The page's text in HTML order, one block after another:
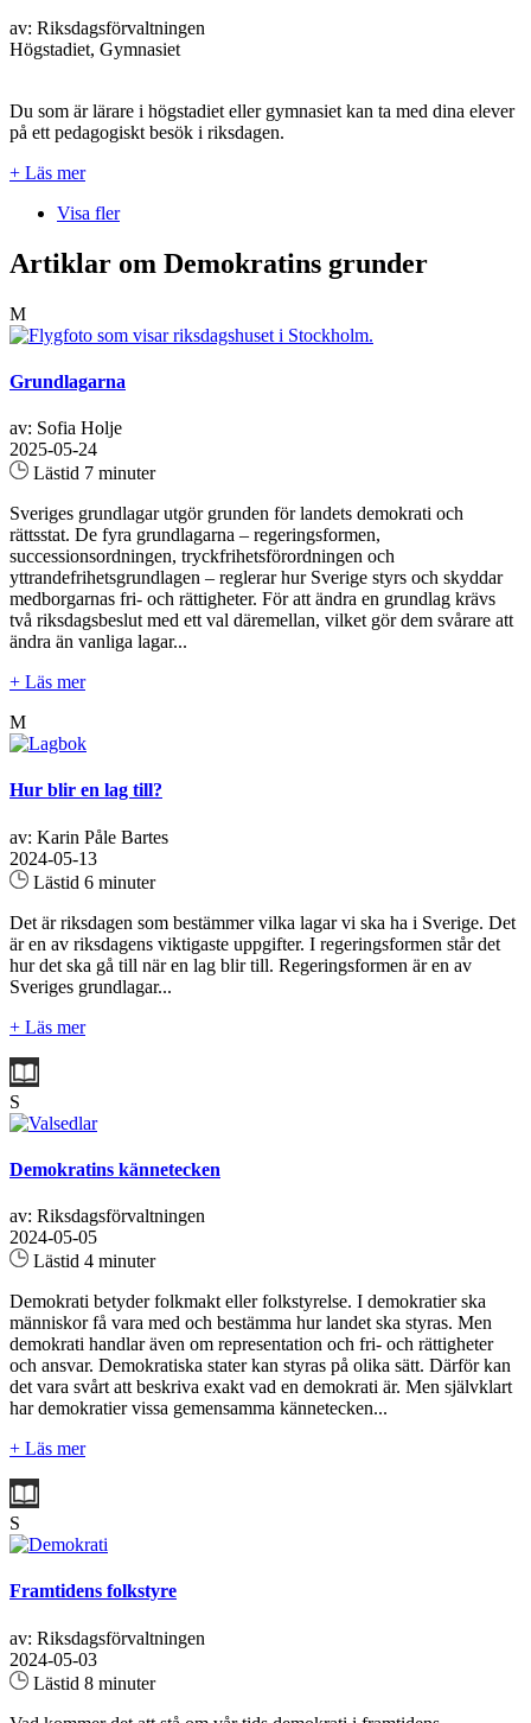
av: Riksdagsförvaltningen
Högstadiet, Gymnasiet
Du som är lärare i högstadiet eller gymnasiet kan ta med dina elever
på ett pedagogiskt besök i riksdagen.
+ Läs mer
Visa fler
Artiklar om Demokratins grunder
M
Grundlagarna
av: Sofia Holje
2025-05-24
Lästid 7 minuter
Sveriges grundlagar utgör grunden för landets demokrati och
rättsstat. De fyra grundlagarna – regeringsformen,
successionsordningen, tryckfrihetsförordningen och
yttrandefrihetsgrundlagen – reglerar hur Sverige styrs och skyddar
medborgarnas fri- och rättigheter. För att ändra en grundlag krävs
två riksdagsbeslut med ett val däremellan, vilket gör dem svårare att
ändra än vanliga lagar...
+ Läs mer
M
Hur blir en lag till?
av: Karin Påle Bartes
2024-05-13
Lästid 6 minuter
Det är riksdagen som bestämmer vilka lagar vi ska ha i Sverige. Det
är en av riksdagens viktigaste uppgifter. I regeringsformen står det
hur det ska gå till när en lag blir till. Regeringsformen är en av
Sveriges grundlagar...
+ Läs mer
S
Demokratins kännetecken
av: Riksdagsförvaltningen
2024-05-05
Lästid 4 minuter
Demokrati betyder folkmakt eller folkstyrelse. I demokratier ska
människor få vara med och bestämma hur landet ska styras. Men
demokrati handlar även om representation och fri- och rättigheter
och ansvar. Demokratiska stater kan styras på olika sätt. Därför kan
det vara svårt att beskriva exakt vad en demokrati är. Men självklart
har demokratier vissa gemensamma kännetecken...
+ Läs mer
S
Framtidens folkstyre
av: Riksdagsförvaltningen
2024-05-03
Lästid 8 minuter